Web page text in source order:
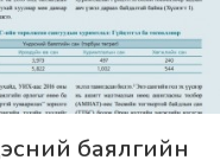
баялгийн